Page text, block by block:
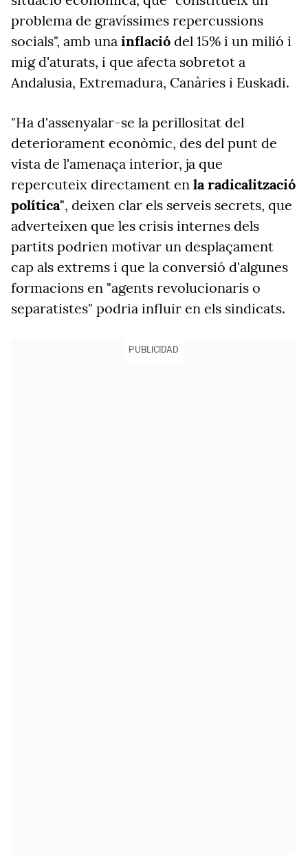
problema de gravíssimes repercussions
socials", amb una inflació del 15% i un milió i
mig d'aturats, i que afecta sobretot a
Andalusia, Extremadura, Canàries i Euskadi.
"Ha d'assenyalar-se la perillositat del
deteriorament econòmic, des del punt de
vista de l'amenaça interior, ja que
repercuteix directament en la radicalització
política", deixen clar els serveis secrets, que
adverteixen que les crisis internes dels
partits podrien motivar un desplaçament
cap als extrems i que la conversió d'algunes
formacions en "agents revolucionaris o
separatistes" podria influir en els sindicats.
PUBLICIDAD